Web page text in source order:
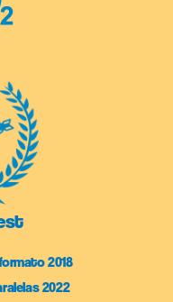
2018
2022